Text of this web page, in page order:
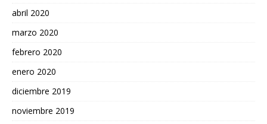
abril 2020
marzo 2020
febrero 2020
enero 2020
diciembre 2019
noviembre 2019